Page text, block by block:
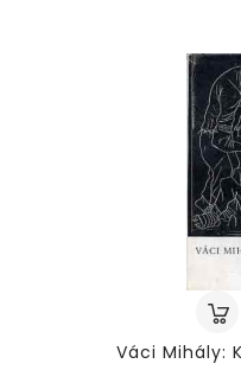
Váci Mihály: